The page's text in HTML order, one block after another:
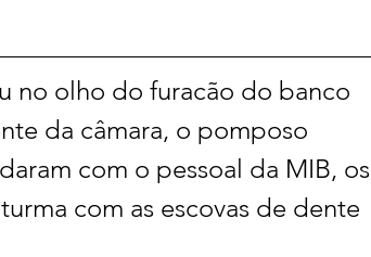
no olho do furacão do banco
da câmara, o pomposo
com o pessoal da MIB, os
com as escovas de dente